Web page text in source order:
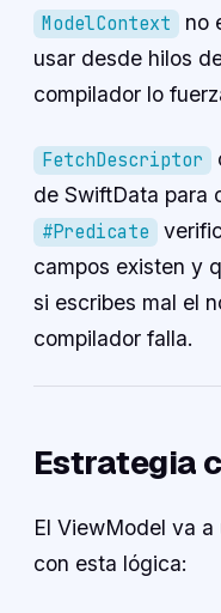
ModelContext no
usar desde hilos
compilador lo
FetchDescriptor
de SwiftData para
#Predicate
campos existen y
si escribes mal el
compilador falla.
Estrategia
El ViewModel va a
con esta lógica: